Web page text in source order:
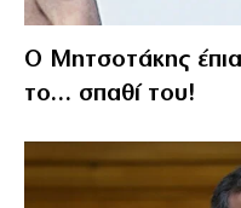
Ο Μητσοτάκης
το… σπαθί του!